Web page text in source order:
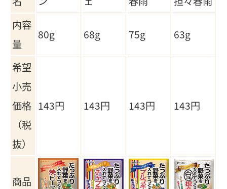
内容
量
80g 68g 75g 63g
希望
小売
価格
（税
抜）
143円 143円 143円 143円
商品